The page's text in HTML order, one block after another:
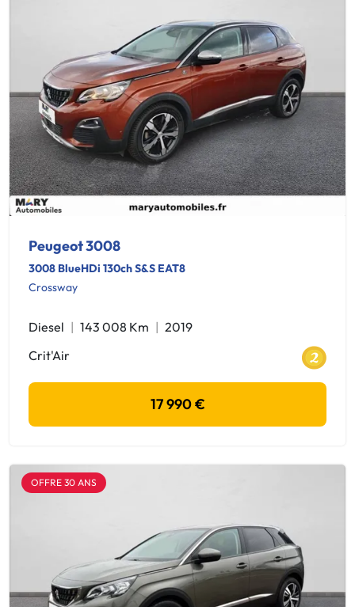
Peugeot 3008
3008 BlueHDi 130ch S&S EAT8
Crossway
Diesel 143 008 Km
2019
Crit'Air
17 990 €
OFFRE 30 ANS